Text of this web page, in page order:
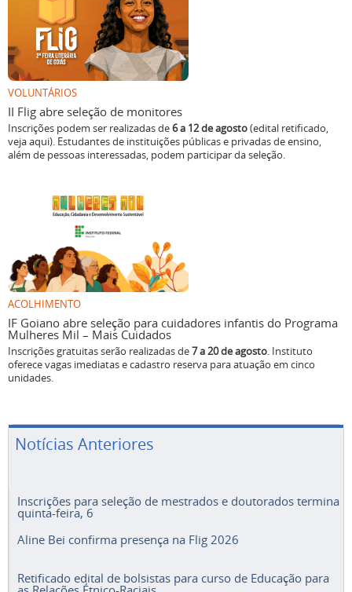
VOLUNTÁRIOS
II Flig abre seleção de monitores
Inscrições podem ser realizadas de6 a 12 de agosto(edital retificado,
veja aqui). Estudantes de instituições públicas e privadas de ensino,
além de pessoas interessadas, podem participar da seleção.
ACOLHIMENTO
IF Goiano abre seleção para cuidadores infantis do Programa
Mulheres Mil – Mais Cuidados
Inscrições gratuitas serão realizadas de7 a 20 de agosto. Instituto
oferece vagas imediatas e cadastro reserva para atuação em cinco
unidades.
Notícias Anteriores
Inscrições para seleção de mestrados e doutorados termina
quinta-feira, 6
Aline Bei confirma presença na Flig 2026
Retificado edital de bolsistas para curso de Educação para